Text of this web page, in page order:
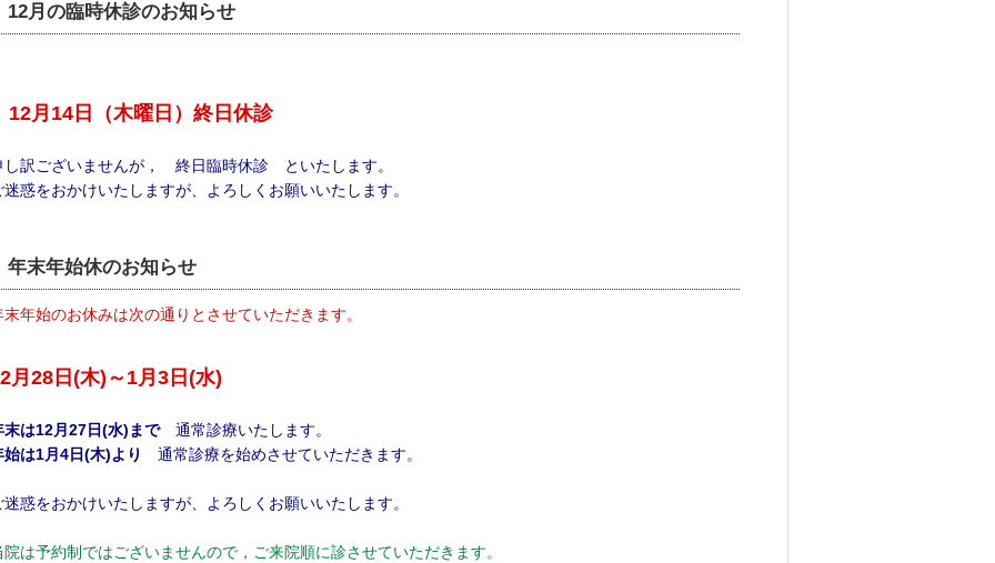
12月の臨時休診のお知らせ
12月14日（木曜日）終日休診
し訳ございませんが， 終日臨時休診 といたします。
迷惑をおかけいたしますが、よろしくお願いいたします。
年末年始休のお知らせ
末年始のお休みは次の通りとさせていただきます。
月28日(木)～1月3日(水)
末は12月27日(水)まで通常診療いたします。
始は1月4日(木)より
通常診療を始めさせていただきます。
迷惑をおかけいたしますが、よろしくお願いいたします。
院は予約制ではございませんので，ご来院順に診させていただきます。